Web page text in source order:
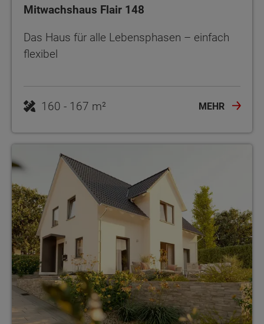
Mitwachshaus Flair 148
Das Haus für alle Lebensphasen – einfach
flexibel
160 - 167 m² MEHR